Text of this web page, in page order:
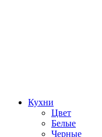
Кухни
Цвет
Белые
Черные